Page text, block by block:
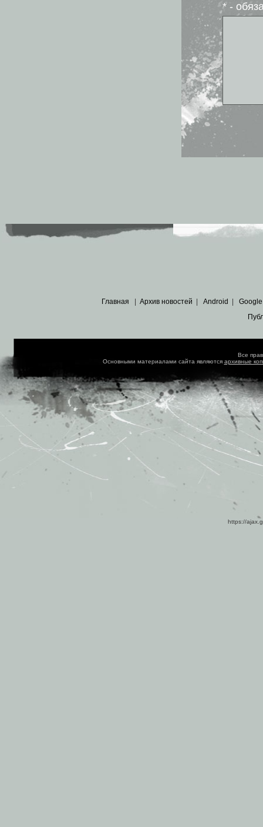
* -
Главная Архив новостей Android Google
Все
Основными материалами сайта являются архивные
https://